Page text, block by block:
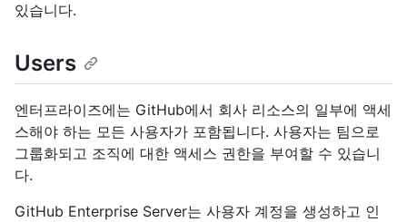
있습니다.
Users
엔터프라이즈에는 GitHub에서 회사 리소스의 일부에 액세
스해야 하는 모든 사용자가 포함됩니다. 사용자는 팀으로
그룹화되고 조직에 대한 액세스 권한을 부여할 수 있습니
다.
GitHub Enterprise Server는 사용자 계정을 생성하고 인